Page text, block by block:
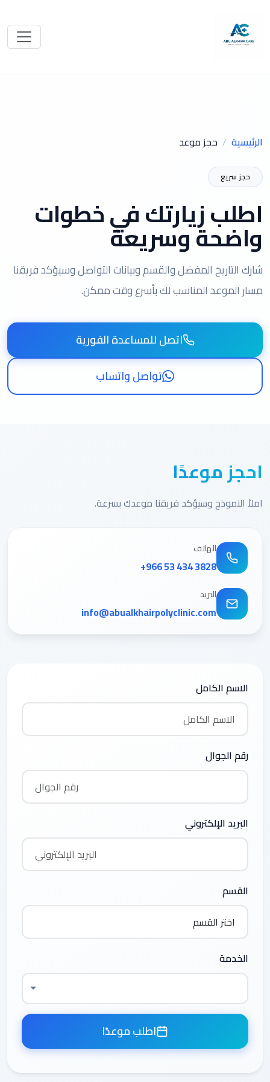
الرئيسية حجز موعد
حجز سريع
اطلب زيارتك في خطوات
واضحة وسريعة
شارك التاريخ المفضل والقسم وبيانات التواصل وسيؤكد فريقنا
مسار الموعد المناسب لك بأسرع وقت ممكن.
اتصل للمساعدة الفورية
تواصل واتساب
احجز موعدًا
املأ النموذج وسيؤكد فريقنا موعدك بسرعة.
الهاتف
+966 53 434 3828
البريد
info@abualkhairpolyclinic.com
الاسم الكامل
رقم الجوال
البريد الإلكتروني
القسم
الخدمة
اطلب موعدًا